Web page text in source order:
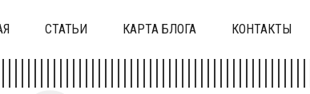
СТАТЬИ КАРТА БЛОГА КОНТАКТЫ